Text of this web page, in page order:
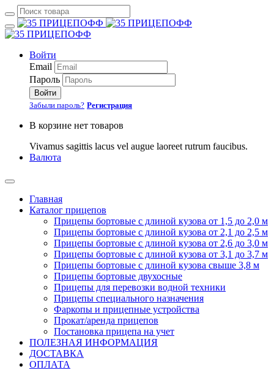
Войти
Email
Пароль
Войти
Забыли пароль? Регистрация
В корзине нет товаров
Vivamus sagittis lacus vel augue laoreet rutrum faucibus.
Валюта
Главная
Каталог прицепов
Прицепы бортовые с длиной кузова от 1,5 до 2,0 м
Прицепы бортовые с длиной кузова от 2,1 до 2,5 м
Прицепы бортовые с длиной кузова от 2,6 до 3,0 м
Прицепы бортовые с длиной кузова от 3,1 до 3,7 м
Прицепы бортовые с длиной кузова свыше 3,8 м
Прицепы бортовые двухосные
Прицепы для перевозки водной техники
Прицепы специального назначения
Фаркопы и прицепные устройства
Прокат/аренда прицепов
Постановка прицепа на учет
ПОЛЕЗНАЯ ИНФОРМАЦИЯ
ДОСТАВКА
ОПЛАТА